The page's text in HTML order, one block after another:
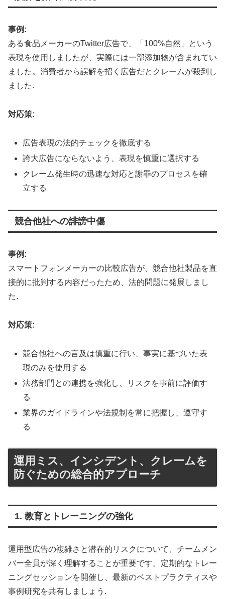
事例:
ある食品メーカーのTwitter広告で、「100%自然」という
表現を使用しましたが、実際には一部添加物が含まれてい
ました。消費者から誤解を招く広告だとクレームが殺到し
ました.
対応策:
広告表現の法的チェックを徹底する
誇大広告にならないよう、表現を慎重に選択する
クレーム発生時の迅速な対応と謝罪のプロセスを確
立する
競合他社への誹謗中傷
事例:
スマートフォンメーカーの比較広告が、競合他社製品を直
接的に批判する内容だったため、法的問題に発展しまし
た.
対応策:
競合他社への言及は慎重に行い、事実に基づいた表
現のみを使用する
法務部門との連携を強化し、リスクを事前に評価す
る
業界のガイドラインや法規制を常に把握し、遵守す
る
運用ミス、インシデント、クレームを
防ぐための総合的アプローチ
1. 教育とトレーニングの強化
運用型広告の複雑さと潜在的リスクについて、チームメン
バー全員が深く理解することが重要です。定期的なトレー
ニングセッションを開催し、最新のベストプラクティスや
事例研究を共有しましょう .